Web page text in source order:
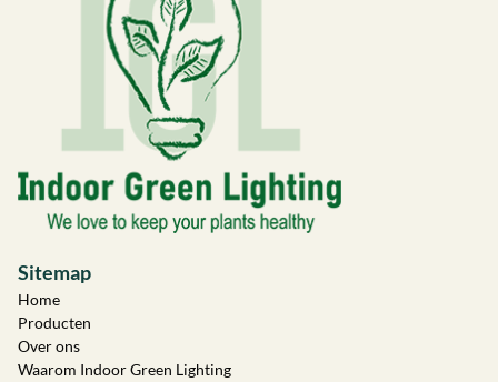
Sitemap
Home
Producten
Over ons
Waarom Indoor Green Lighting